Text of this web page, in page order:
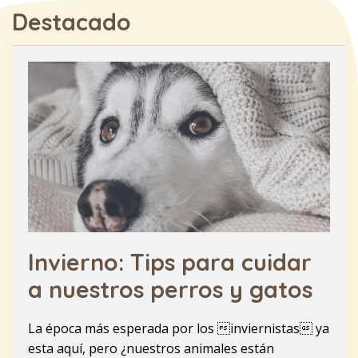
Destacado
Invierno: Tips para cuidar
a nuestros perros y gatos
La época más esperada por los inviernistas ya
esta aquí, pero ¿nuestros animales están